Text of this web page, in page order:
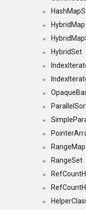
►
► HybridMap
►
► HybridSet
►
►
►
►
►
►
► RangeMap
► RangeSet
►
►
►